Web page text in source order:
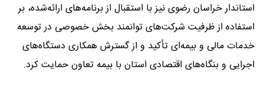
استاندار خراسان رضوی نیز با استقبال از برنامه‌های ارائه‌شده، بر
استفاده از ظرفیت شرکت‌های توانمند بخش خصوصی در توسعه
خدمات مالی و بیمه‌ای تأکید و از گسترش همکاری دستگاه‌های
اجرایی و بنگاه‌های اقتصادی استان با بیمه تعاون حمایت کرد.